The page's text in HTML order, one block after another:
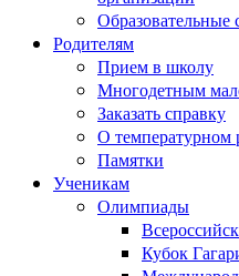
Образовательные
Родителям
Прием в школу
Многодетным
Заказать справку
О температурном
Памятки
Ученикам
Олимпиады
Кубок